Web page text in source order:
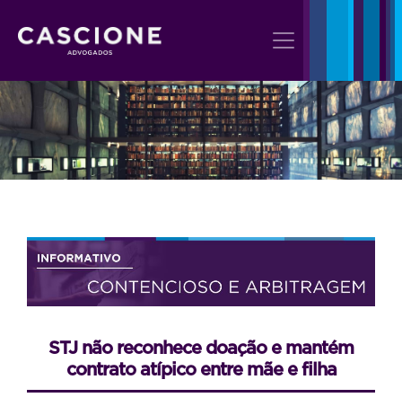
STJ não reconhece doação e mantém
contrato atípico entre mãe e filha